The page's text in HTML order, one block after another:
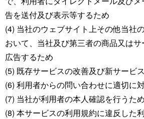
告を送付及び表示等するため
(4) 当社のウェブサイト上その他当社
おいて、当社及び第三者の商品又はサ
広告するため
(5) 既存サービスの改善及び新サービ
(6) 利用者からの問い合わせに適切に
(7) 当社が利用者の本人確認を行うため
(8) 本サービスの利用規約に違反した